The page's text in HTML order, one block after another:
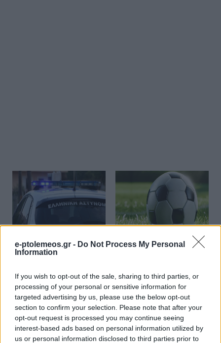
e-ptolemeos.gr - Do Not Process My Personal
Information
If you wish to opt-out of the sale, sharing to third parties, or
processing of your personal or sensitive information for
targeted advertising by us, please use the below opt-out
section to confirm your selection. Please note that after your
opt-out request is processed you may continue seeing
interest-based ads based on personal information utilized by
us or personal information disclosed to third parties prior to
Σπείρα εξαπάτησε έξι
και Φλώρινα, πάνω
από 100.000 ευρώ η
λεία τους
5 Αυγούστου 2026, 5:30 μμ
Μπραν – Απόλλων
της League Phase
5 Αυγούστου 2026, 5:00 μμ